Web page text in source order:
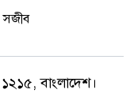
সজীব
বাংলাদেশ।